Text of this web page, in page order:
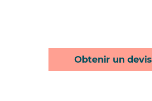
Obtenir un devis